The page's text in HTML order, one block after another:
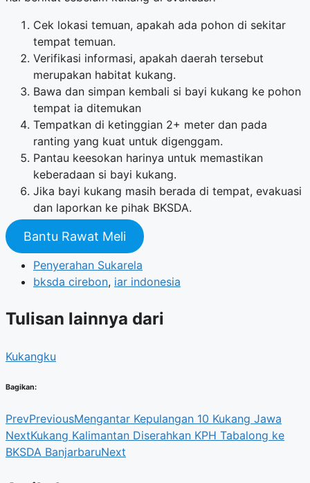
Cek lokasi temuan, apakah ada pohon di sekitar
tempat temuan.
Verifikasi informasi, apakah daerah tersebut
merupakan habitat kukang.
Bawa dan simpan kembali si bayi kukang ke pohon
tempat ia ditemukan
Tempatkan di ketinggian 2+ meter dan pada
ranting yang kuat untuk digenggam.
Pantau keesokan harinya untuk memastikan
keberadaan si bayi kukang.
Jika bayi kukang masih berada di tempat, evakuasi
dan laporkan ke pihak BKSDA.
Bantu Rawat Meli
Penyerahan Sukarela
bksda cirebon, iar indonesia
Tulisan lainnya dari
Kukangku
Bagikan:
PrevPreviousMengantar Kepulangan 10 Kukang Jawa
NextKukang Kalimantan Diserahkan KPH Tabalong ke
BKSDA BanjarbaruNext